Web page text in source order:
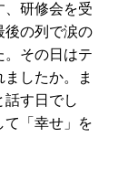
、研修会を受
後の列で涙の
。その日はテ
したか。ま
話す日でし
て「幸せ」を